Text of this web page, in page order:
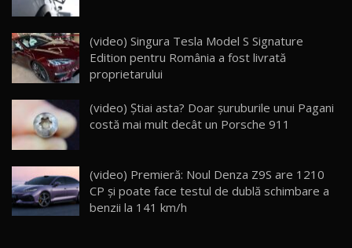
17 20:06
30:08
AutoBlog.MD
23:36
20
Noul ZEEKR 7X / Test Drive AutoBlog.MD
(video) Singura Tesla Model S Signature
Edition pentru România a fost livrată
proprietarului
(video) Știai asta? Doar șuruburile unui Pagani
costă mai mult decât un Porsche 911
(video) Premieră: Noul Denza Z9S are 1210
CP și poate face testul de dublă schimbare a
benzii la 141 km/h